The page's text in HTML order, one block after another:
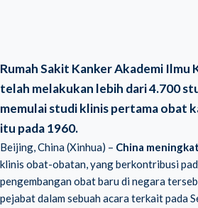
Rumah Sakit Kanker Akademi Ilmu
telah melakukan lebih dari 4.700
memulai studi klinis pertama obat
itu pada 1960.
Beijing, China (Xinhua) – China
klinis obat-obatan, yang berkontribusi
pengembangan obat baru di negara
pejabat dalam sebuah acara terkait pada